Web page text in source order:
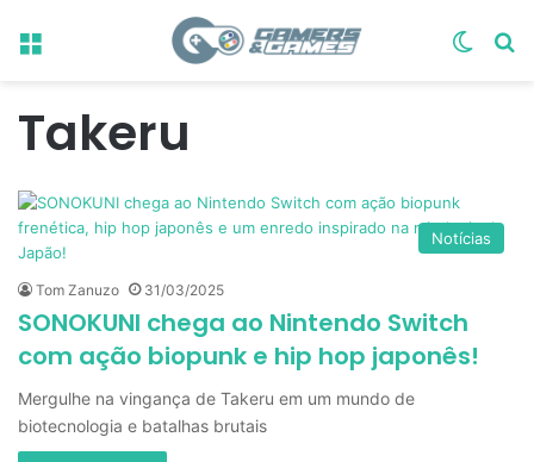
Menu
Takeru
Notícias
Tom Zanuzo 31/03/2025
SONOKUNI chega ao Nintendo Switch
com ação biopunk e hip hop japonês!
Mergulhe na vingança de Takeru em um mundo de
biotecnologia e batalhas brutais